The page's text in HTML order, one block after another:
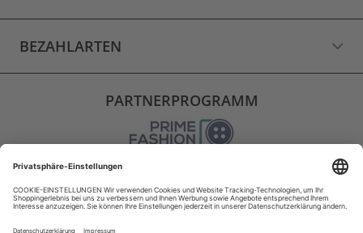
BEZAHLARTEN
PARTNERPROGRAMM
VERSAND